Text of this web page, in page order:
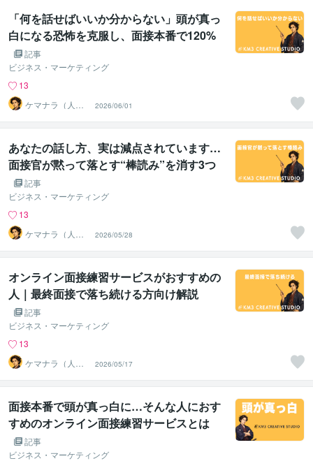
「何を話せばいいか分からない」頭が真っ
白になる恐怖を克服し、面接本番で120%
の力を出す戦略
記事
ビジネス・マーケティング
13
ケマナラ（人
事・採用コンサ
ルタント）
2026/06/01
あなたの話し方、実は減点されています…
面接官が黙って落とす“棒読み”を消す3つ
のポイント
記事
ビジネス・マーケティング
13
ケマナラ（人
事・採用コンサ
ルタント）
2026/05/28
オンライン面接練習サービスがおすすめの
人｜最終面接で落ち続ける方向け解説
記事
ビジネス・マーケティング
13
ケマナラ（人
事・採用コンサ
ルタント）
2026/05/17
面接本番で頭が真っ白に…そんな人におす
すめのオンライン面接練習サービスとは
記事
ビジネス・マーケティング